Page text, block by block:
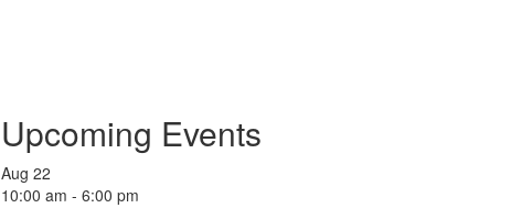
Upcoming Events
Aug 22
10:00 am - 6:00 pm